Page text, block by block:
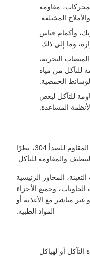
مقاومة
المختلفة.
قياس
إلى ذلك.
البحرية،
من مياه
الحمضية.
لبعض
المساعدة.
هذا هو "ساحة المعركة الرئيسية" للفولاذ المقاوم للصدأ 304، نظرًا
والمقاومة للتآكل.
المحاور الرئيسية
وجميع الأجزاء
مع الأغذية أو
المواد الطبية.
أو لهياكل